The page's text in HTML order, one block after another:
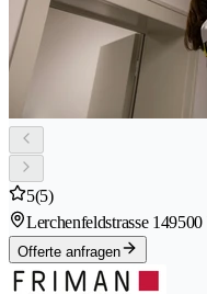
5(5)
Lerchenfeldstrasse 149500
Offerte anfragen